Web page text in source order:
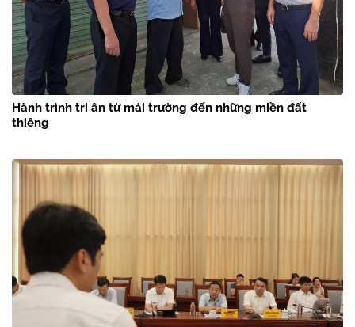
Hành trình tri ân từ mái trường đến những miền đất
thiêng